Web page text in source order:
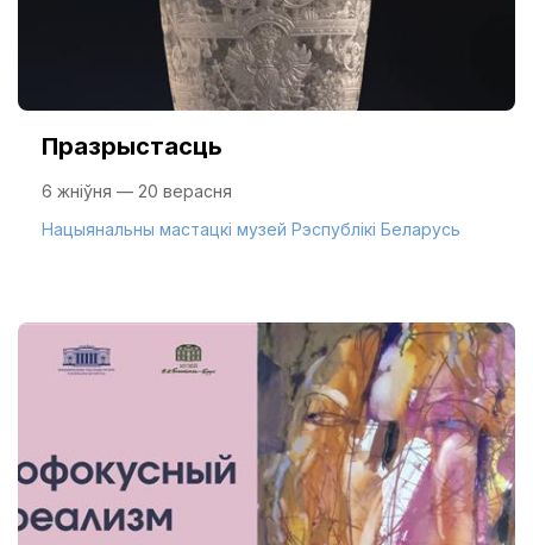
Празрыстасць
6 жніўня — 20 верасня
Нацыянальны мастацкі музей Рэспублікі Беларусь